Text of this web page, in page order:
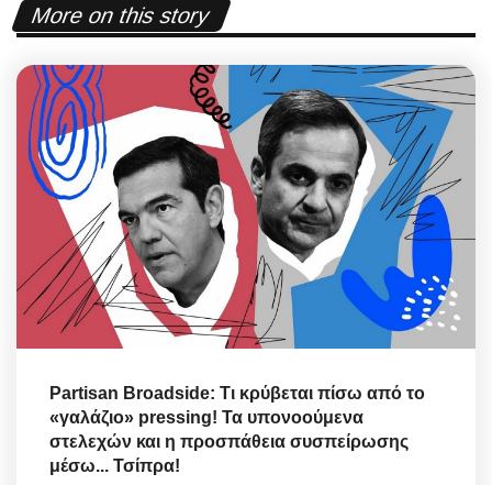
More on this story
Partisan Broadside: Τι κρύβεται πίσω από το
«γαλάζιο» pressing! Τα υπονοούμενα
στελεχών και η προσπάθεια συσπείρωσης
μέσω... Τσίπρα!